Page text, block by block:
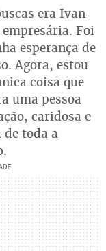
era Ivan
Foi
esperança de
Agora, estou
coisa que
uma pessoa
caridosa e
toda a